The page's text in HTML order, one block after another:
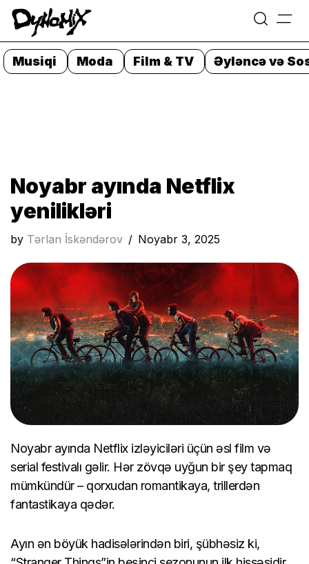
Skip
to
content
=
Musiqi Moda Film & TV Əyləncə və
Noyabr ayında Netflix
yenilikləri
by Tərlan İskəndərov Noyabr 3, 2025
Noyabr ayında Netflix izləyiciləri üçün əsl film və
serial festivalı gəlir. Hər zövqə uyğun bir şey tapmaq
mümkündür – qorxudan romantikaya, trillerdən
fantastikaya qədər.
Ayın ən böyük hadisələrindən biri, şübhəsiz ki,